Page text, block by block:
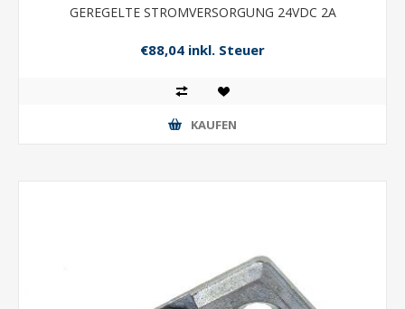
GEREGELTE STROMVERSORGUNG 24VDC 2A
€88,04 inkl. Steuer
KAUFEN